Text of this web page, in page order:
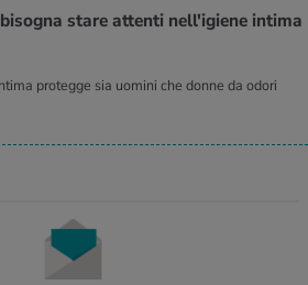
stare attenti nell'igiene intima
protegge sia uomini che donne da odori